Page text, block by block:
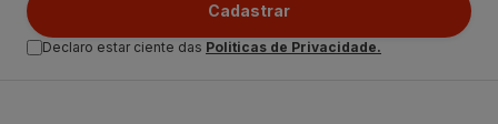
Cadastrar
Declaro estar ciente das Politicas de Privacidade.